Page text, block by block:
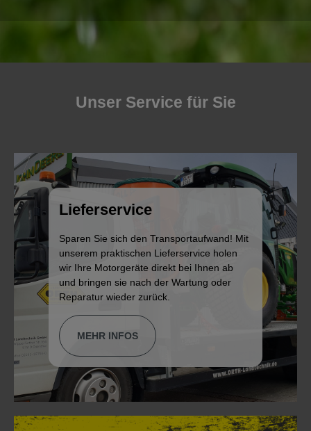
Unser Service für Sie
Lieferservice
Sparen Sie sich den Transportaufwand! Mit
unserem praktischen Lieferservice holen
wir Ihre Motorgeräte direkt bei Ihnen ab
und bringen sie nach der Wartung oder
Reparatur wieder zurück.
MEHR INFOS